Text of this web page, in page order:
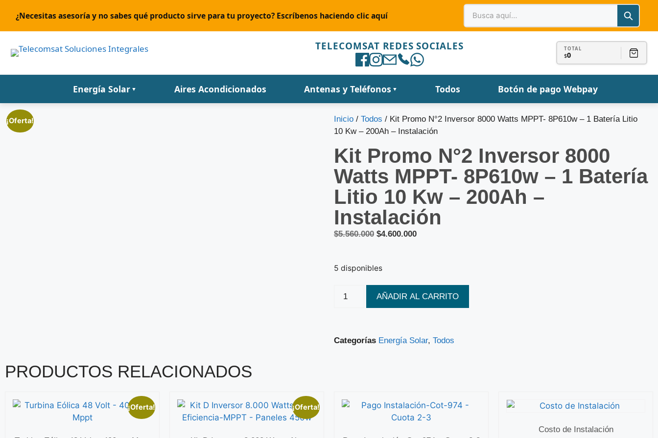
¿Necesitas asesoría y no sabes qué producto sirve para tu proyecto? Escríbenos haciendo clic aquí
TELECOMSAT REDES SOCIALES TOTAL
$0
Energía Solar ▼ Aires Acondicionados Antenas y Teléfonos ▼ Todos Botón de pago Webpay
¡Oferta! Inicio / Todos / Kit Promo N°2 Inversor 8000 Watts MPPT- 8P610w – 1 Batería Litio
10 Kw – 200Ah – Instalación
Kit Promo N°2 Inversor 8000
Watts MPPT- 8P610w – 1 Batería
Litio 10 Kw – 200Ah –
Instalación
$5.560.000 $4.600.000
5 disponibles
AÑADIR AL CARRITO
Categorías Energía Solar, Todos
PRODUCTOS RELACIONADOS
¡Oferta! ¡Oferta!
Costo de Instalación